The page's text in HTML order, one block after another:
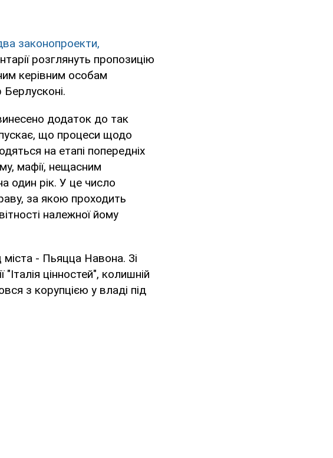
законопроекти,
розглянуть пропозицію
керівним особам
додаток до так
що процеси щодо
на етапі попередніх
мафії, нещасним
один рік. У це число
за якою проходить
належної йому
- Пьяцца Навона. Зі
цінностей", колишній
з корупцією у владі під